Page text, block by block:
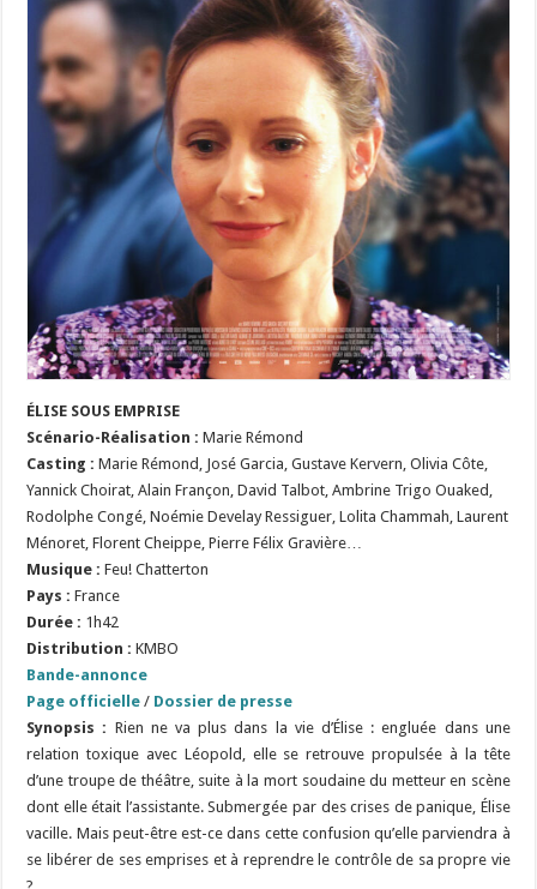
ÉLISE SOUS EMPRISE
Scénario-Réalisation :Marie Rémond
Casting :Marie Rémond, José Garcia, Gustave Kervern, Olivia Côte,
Yannick Choirat, Alain Françon, David Talbot, Ambrine Trigo Ouaked,
Rodolphe Congé, Noémie Develay Ressiguer, Lolita Chammah, Laurent
Ménoret, Florent Cheippe, Pierre Félix Gravière…
Musique :Feu! Chatterton
Pays : France
Durée : 1h42
Distribution : KMBO
Bande-annonce
Page officielle / Dossier de presse
Synopsis : Rien ne va plus dans la vie d’Élise : engluée dans une
relation toxique avec Léopold, elle se retrouve propulsée à la tête
d’une troupe de théâtre, suite à la mort soudaine du metteur en scène
dont elle était l’assistante. Submergée par des crises de panique, Élise
vacille. Mais peut-être est-ce dans cette confusion qu’elle parviendra à
se libérer de ses emprises et à reprendre le contrôle de sa propre vie